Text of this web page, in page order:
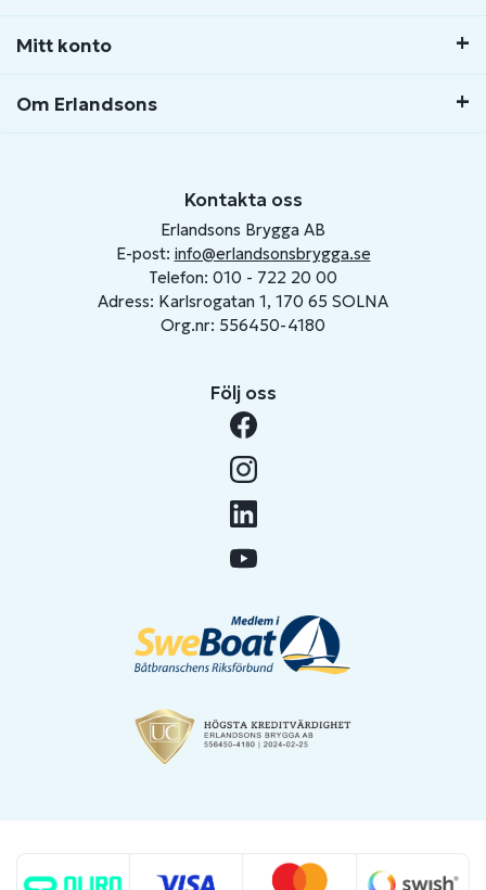
Mitt konto
Om Erlandsons
Kontakta oss
Erlandsons Brygga AB
E-post: info@erlandsonsbrygga.se
Telefon: 010 - 722 20 00
Adress: Karlsrogatan 1, 170 65 SOLNA
Org.nr: 556450-4180
Följ oss